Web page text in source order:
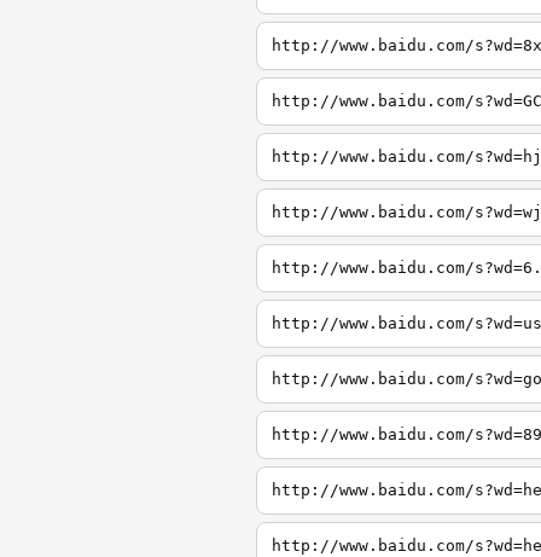
http://www.baidu.com/
http://www.baidu.com/
http://www.baidu.com/
http://www.baidu.com/
http://www.baidu.com/
http://www.baidu.com/
http://www.baidu.com/
http://www.baidu.com/
http://www.baidu.com/
http://www.baidu.com/